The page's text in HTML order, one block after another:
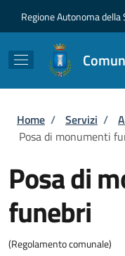
Regione Autonoma della
Briciole di
Home / Servizi /
Posa di monumenti
Posa di
funebri
(Regolamento comunale)